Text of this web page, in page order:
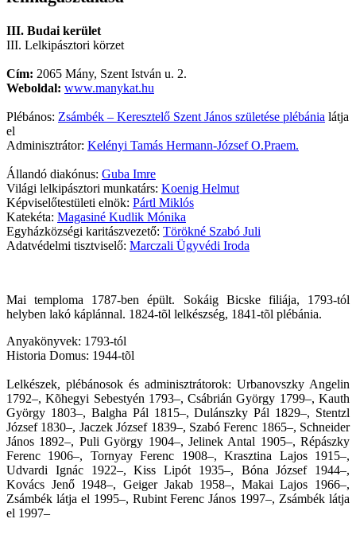
III. Budai kerület
III. Lelkipásztori körzet
Cím: 2065 Mány, Szent István u. 2.
Weboldal: www.manykat.hu
Plébános: Zsámbék – Keresztelő Szent János születése plébánia látja
el
Adminisztrátor: Kelényi Tamás Hermann-József O.Praem.
Állandó diakónus: Guba Imre
Világi lelkipásztori munkatárs: Koenig Helmut
Képviselőtestületi elnök: Pártl Miklós
Katekéta: Magasiné Kudlik Mónika
Egyházközségi karitászvezető: Törökné Szabó Juli
Adatvédelmi tisztviselő: Marczali Ügyvédi Iroda
Mai temploma 1787-ben épült. Sokáig Bicske filiája, 1793-tól
helyben lakó káplánnal. 1824-tõl lelkészség, 1841-tõl plébánia.
Anyakönyvek: 1793-tól
Historia Domus: 1944-tõl
Lelkészek, plébánosok és adminisztrátorok: Urbanovszky Angelin
1792–, Kõhegyi Sebestyén 1793–, Csábrián György 1799–, Kauth
György 1803–, Balgha Pál 1815–, Dulánszky Pál 1829–, Stentzl
József 1830–, Jaczek József 1839–, Szabó Ferenc 1865–, Schneider
János 1892–, Puli György 1904–, Jelinek Antal 1905–, Répászky
Ferenc 1906–, Tornyay Ferenc 1908–, Krasztina Lajos 1915–,
Udvardi Ignác 1922–, Kiss Lipót 1935–, Bóna József 1944–,
Kovács Jenő 1948–, Geiger Jakab 1958–, Makai Lajos 1966–,
Zsámbék látja el 1995–, Rubint Ferenc János 1997–, Zsámbék látja
el 1997–